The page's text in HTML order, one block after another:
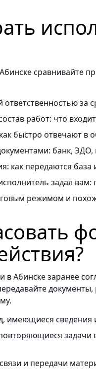
сравнивайте
ответственностью за
работ: что
быстро отвечают
банк, ЭДО,
как передаются база
задал вам:
режимом и
в Абинске заранее
имеющиеся сведения
задачи
и передачи